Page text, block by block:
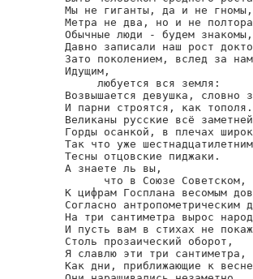
Мы не гиганты, да и не гномы,
Метра не два, но и не
Обычные люди - будем
Давно записали наш рост
Зато поколением, вслед за
Идущим,
     любуется вся земля:
Возвышается девушка, словно
И парни строятся, как тополя.
Великаны русские всё
Горды осанкой, в плечах
Так что уже шестнадцатилетним
Тесны отцовские пиджаки.
А знаете ль вы,
      что в Союзе Советском,
К цифрам Госплана весомым
Согласно антропометрическим
На три сантиметра вырос
И пусть вам в стихах не
Столь прозаический оборот,
Я славлю эти три сантиметра,
Как дни, приближающие к